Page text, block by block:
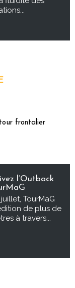
frontalier
l’Outback
TourMaG
de plus de
à travers...